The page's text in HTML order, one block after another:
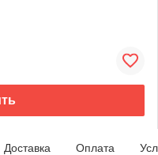
Доставка Оплата